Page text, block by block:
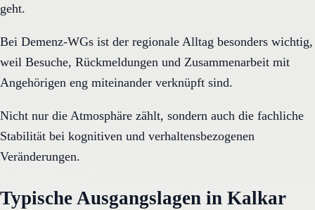
geht.
Bei Demenz-WGs ist der regionale Alltag besonders wichtig,
weil Besuche, Rückmeldungen und Zusammenarbeit mit
Angehörigen eng miteinander verknüpft sind.
Nicht nur die Atmosphäre zählt, sondern auch die fachliche
Stabilität bei kognitiven und verhaltensbezogenen
Veränderungen.
Typische Ausgangslagen in Kalkar